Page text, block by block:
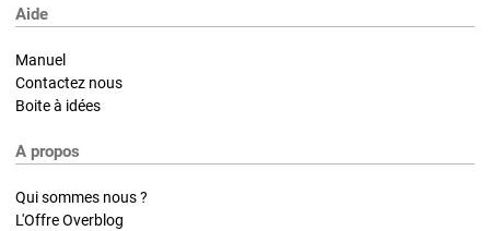
Aide
Manuel
Contactez nous
Boite à idées
A propos
Qui sommes nous ?
L'Offre Overblog